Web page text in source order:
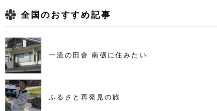
全国のおすすめ記事
一流の田舎 南砺に住みたい
ふるさと再発見の旅